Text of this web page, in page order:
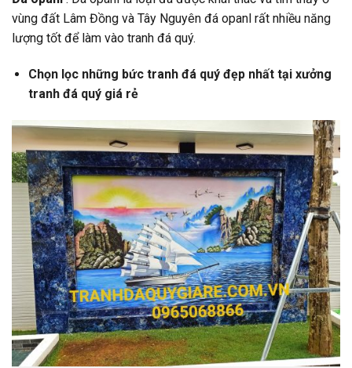
vùng đất Lâm Đồng và Tây Nguyên đá opanl rất nhiều năng
lượng tốt để làm vào tranh đá quý.
Chọn lọc những bức tranh đá quý đẹp nhất tại xưởng
tranh đá quý giá rẻ